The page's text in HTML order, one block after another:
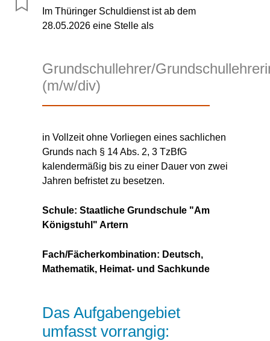
Im Thüringer Schuldienst ist ab dem
28.05.2026 eine Stelle als
Grundschullehrer/
(m/w/div)
in Vollzeit ohne Vorliegen eines sachlichen
Grunds nach § 14 Abs. 2, 3 TzBfG
kalendermäßig bis zu einer Dauer von zwei
Jahren befristet zu besetzen.
Schule: Staatliche Grundschule "Am
Königstuhl" Artern
Fach/Fächerkombination: Deutsch,
Mathematik, Heimat- und Sachkunde
Das Aufgabengebiet
umfasst vorrangig: